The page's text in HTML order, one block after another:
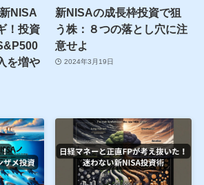
NISA
！投資
を増や
新NISAの成長枠投資で狙
う株：８つの落とし穴に注
意せよ
2024年3月19日